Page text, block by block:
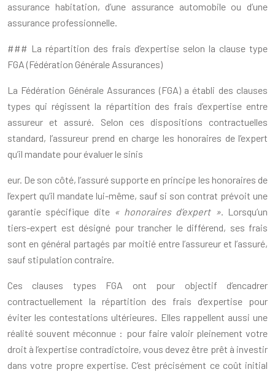
assurance habitation, d’une assurance automobile ou d’une
assurance professionnelle.
### La répartition des frais d’expertise selon la clause type
FGA (Fédération Générale Assurances)
La Fédération Générale Assurances (FGA) a établi des clauses
types qui régissent la répartition des frais d’expertise entre
assureur et assuré. Selon ces dispositions contractuelles
standard, l’assureur prend en charge les honoraires de l’expert
qu’il mandate pour évaluer le sinis
eur. De son côté, l’assuré supporte en principe les honoraires de
l’expert qu’il mandate lui-même, sauf si son contrat prévoit une
garantie spécifique dite « honoraires d’expert ». Lorsqu’un
tiers-expert est désigné pour trancher le différend, ses frais
sont en général partagés par moitié entre l’assureur et l’assuré,
sauf stipulation contraire.
Ces clauses types FGA ont pour objectif d’encadrer
contractuellement la répartition des frais d’expertise pour
éviter les contestations ultérieures. Elles rappellent aussi une
réalité souvent méconnue : pour faire valoir pleinement votre
droit à l’expertise contradictoire, vous devez être prêt à investir
dans votre propre expertise. C’est précisément ce coût initial